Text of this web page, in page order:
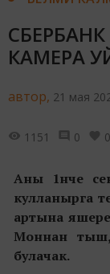
СБЕРБАНК
КАМЕРА
автор, 21 мая
1151 0 0
Аны 1нче
кулланырга
артына
Моннан
булачак.